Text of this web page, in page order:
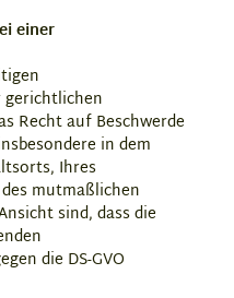
einer
Recht auf Beschwerde
in dem
Ihres
mutmaßlichen
sind, dass die
die DS-GVO